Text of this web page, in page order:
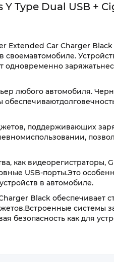
Type Dual USB +
Extended Car Charger
своемавтомобиле.
одновременно
любого автомобиля.
поддерживающих
как видеорегистраторы,
USB-порты.Это
в автомобиле.
Black обеспечивает
системы
безопасность как для